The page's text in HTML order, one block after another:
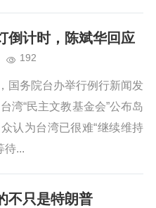
倒计时，陈斌华回应
192
务院台办举行例行新闻发
“民主文教基金会”公布岛
认为台湾已很难“继续维持
待...
不只是特朗普